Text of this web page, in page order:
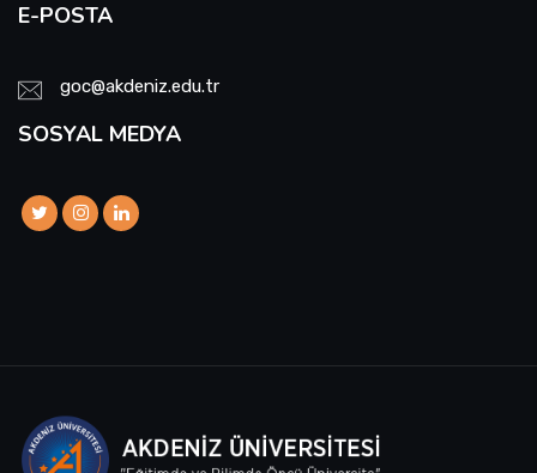
E-POSTA
goc@akdeniz.edu.tr
SOSYAL MEDYA